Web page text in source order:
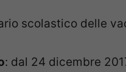
scolastico delle
: dal 24 dicembre